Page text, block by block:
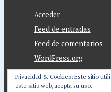
Acceder
Feed de entradas
Feed de comentarios
WordPress.org
Privacidad & Cookies: Este sitio
este sitio web, acepta su uso.